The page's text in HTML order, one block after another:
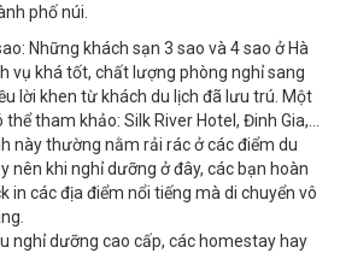
phố núi.
Những khách sạn 3 sao và 4 sao ở Hà
vụ khá tốt, chất lượng phòng nghỉ sang
lời khen từ khách du lịch đã lưu trú. Một
tham khảo: Silk River Hotel, Đinh Gia,...
này thường nằm rải rác ở các điểm du
nên khi nghỉ dưỡng ở đây, các bạn hoàn
in các địa điểm nổi tiếng mà di chuyển vô
nghỉ dưỡng cao cấp, các homestay hay